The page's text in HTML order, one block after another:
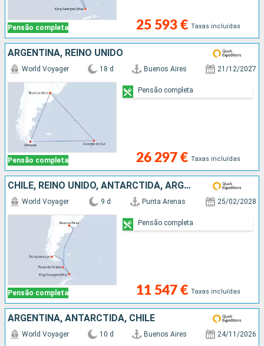
Pensão completa 25 593 € Taxas incluídas
ARGENTINA, REINO UNIDO
Pensão completa
World Voyager 18 d Buenos Aires 21/12/2027
26 297 € Taxas incluídas
Pensão completa
CHILE, REINO UNIDO, ANTARCTIDA, ARGENTINA
Pensão completa
World Voyager 9 d Punta Arenas 25/02/2028
11 547 € Taxas incluídas
Pensão completa
ARGENTINA, ANTARCTIDA, CHILE
World Voyager 10 d Buenos Aires 24/11/2026